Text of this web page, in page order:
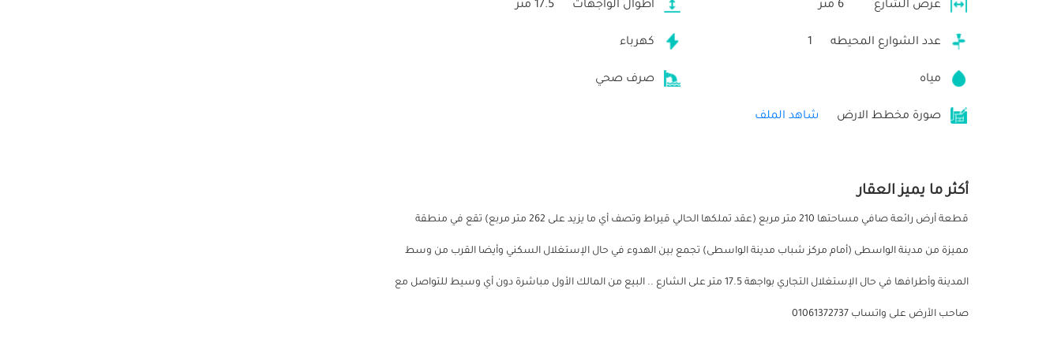
عرض الشارع 6 متر أطوال الواجهات 17.5 متر
عدد الشوارع المحيطه 1 كهرباء
مياه صرف صحي
صورة مخطط الارض شاهد الملف
أكثر ما يميز العقار
قطعة أرض رائعة صافي مساحتها 210 متر مربع (عقد تملكها الحالي قيراط وتصف أي ما يزيد على 262 متر مربع) تقع في منطقة
مميزة من مدينة الواسطى (أمام مركز شباب مدينة الواسطى) تجمع بين الهدوء في حال الإستغلال السكني وأيضا القرب من وسط
المدينة وأطرافها في حال الإستغلال التجاري بواجهة 17.5 متر على الشارع .. البيع من المالك الأول مباشرة دون أي وسيط للتواصل مع
صاحب الأرض على واتساب 01061372737